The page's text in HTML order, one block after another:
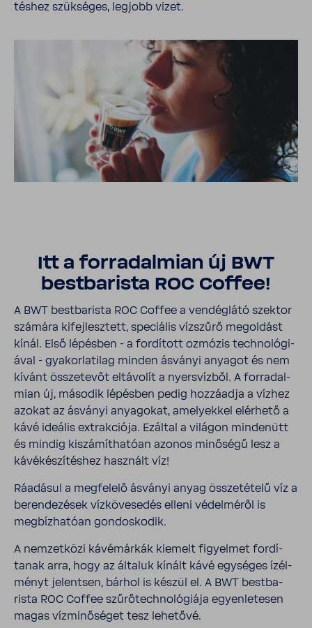
téshez szük­séges, legjobb vizet.
Itt a forra­dal­mian új BWT
best­ba­rista ROC Coffee!
A BWT best­ba­rista ROC Coffee a vendég­látó szektor
számára kifej­lesz­tett, speci­ális vízszűrő megol­dást
kínál. Első lépésben - a fordí­tott ozmózis tech­no­ló­gi­
ával - gyakor­la­tilag minden ásványi anyagot és nem
kívánt össze­tevőt eltá­volít a nyers­vízből. A forra­dal­
mian új, második lépésben pedig hozzá­adja a vízhez
azokat az ásványi anya­gokat, amelyekkel elér­hető a
kávé ideális extrak­ciója. Ezáltal a világon minde­nütt
és mindig kiszá­mít­ha­tóan azonos minő­ségű lesz a
kávé­ké­szí­téshez hasz­nált víz!
Ráadásul a megfe­lelő ásványi anyag össze­té­telű víz a
beren­de­zések vízkö­ve­sedés elleni védel­méről is
megbíz­ha­tóan gondos­kodik.
A nemzet­közi kávé­márkák kiemelt figyelmet fordí­
tanak arra, hogy az általuk kínált kávé egységes ízél­
ményt jelentsen, bárhol is készül el. A BWT best­ba­
rista ROC Coffee szűrő­tech­no­ló­giája egyen­le­tesen
magas vízmi­nő­séget tesz lehe­tővé.